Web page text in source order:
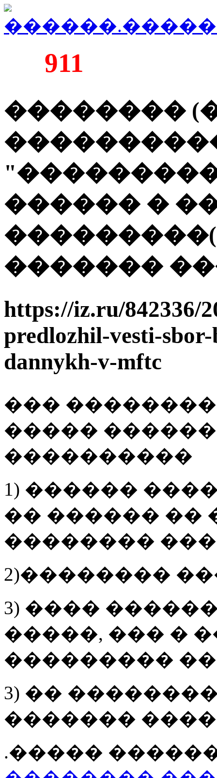
911
��������
������ �
�������
https://iz.ru/842336/
predlozhil-vesti-
dannykh-v-mftc
���
�����
����������
1) ������
�� ������ ��
��������
2)��������
3) ����
�����, ��� �
���������
3) ��
�������
.�����